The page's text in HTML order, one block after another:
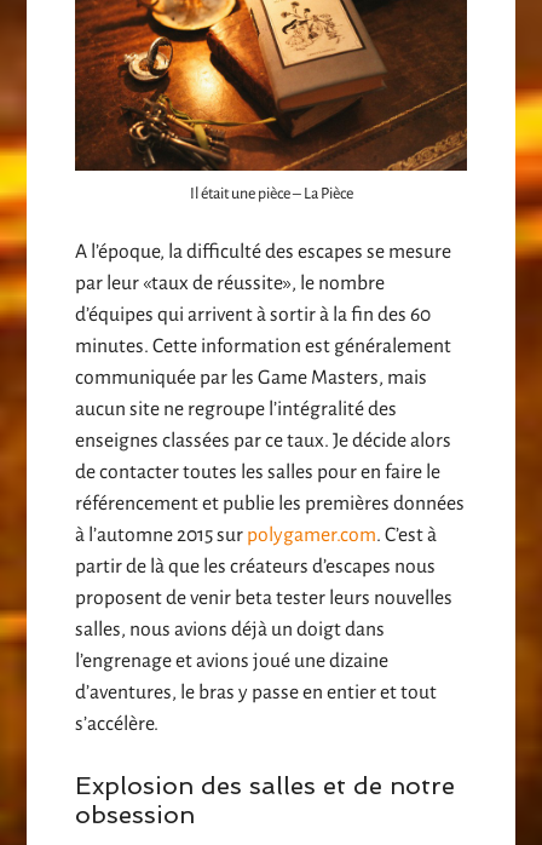
Il était une pièce – La Pièce
A l’époque, la difficulté des escapes se mesure
par leur «taux de réussite», le nombre
d’équipes qui arrivent à sortir à la fin des 60
minutes. Cette information est généralement
communiquée par les Game Masters, mais
aucun site ne regroupe l’intégralité des
enseignes classées par ce taux. Je décide alors
de contacter toutes les salles pour en faire le
référencement et publie les premières données
à l’automne 2015 sur polygamer.com. C’est à
partir de là que les créateurs d’escapes nous
proposent de venir beta tester leurs nouvelles
salles, nous avions déjà un doigt dans
l’engrenage et avions joué une dizaine
d’aventures, le bras y passe en entier et tout
s’accélère.
Explosion des salles et de notre
obsession